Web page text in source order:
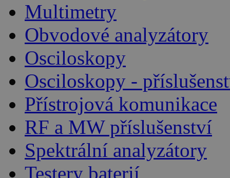
Multimetry
Obvodové analyzátory
Osciloskopy
Osciloskopy -
Přístrojová komunikace
RF a MW příslušenství
Spektrální analyzátory
Testery baterií